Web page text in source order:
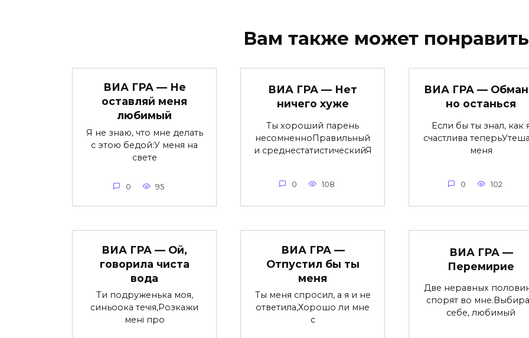
Вам также может
ВИА ГРА — Не
оставляй меня
любимый
Я не знаю, что мне делать
с этою бедой:У меня на
свете
0 95
ВИА ГРА — Нет
ничего хуже
Ты хороший парень
несомненноПравильный
и среднестатистическийЯ
0 108
ВИА ГРА —
но останься
Если бы ты знал, как
счастлива
меня
0 102
ВИА ГРА — Ой,
говорила чиста
вода
Ти подруженька моя,
синьоока течія,Розкажи
мені про
ВИА ГРА —
Отпустил бы ты
меня
Ты меня спросил, а я и не
ответила,Хорошо ли мне
с
ВИА ГРА —
Перемирие
Две неравных
спорят во
себе, любимый